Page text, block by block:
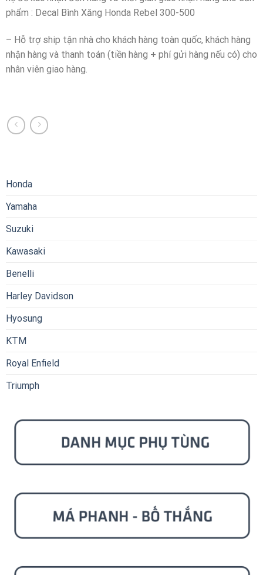
phẩm : Decal Bình Xăng Honda Rebel 300-500
– Hỗ trợ ship tận nhà cho khách hàng toàn quốc, khách hàng
nhận hàng và thanh toán (tiền hàng + phí gửi hàng nếu có) cho
nhân viên giao hàng.
Honda
Yamaha
Suzuki
Kawasaki
Benelli
Harley Davidson
Hyosung
KTM
Royal Enfield
Triumph